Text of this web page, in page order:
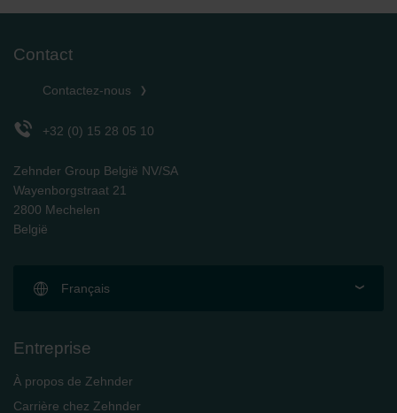
Contact
Contactez-nous
+32 (0) 15 28 05 10
Zehnder Group België NV/SA
Wayenborgstraat 21
2800 Mechelen
België
Français
Entreprise
À propos de Zehnder
Carrière chez Zehnder